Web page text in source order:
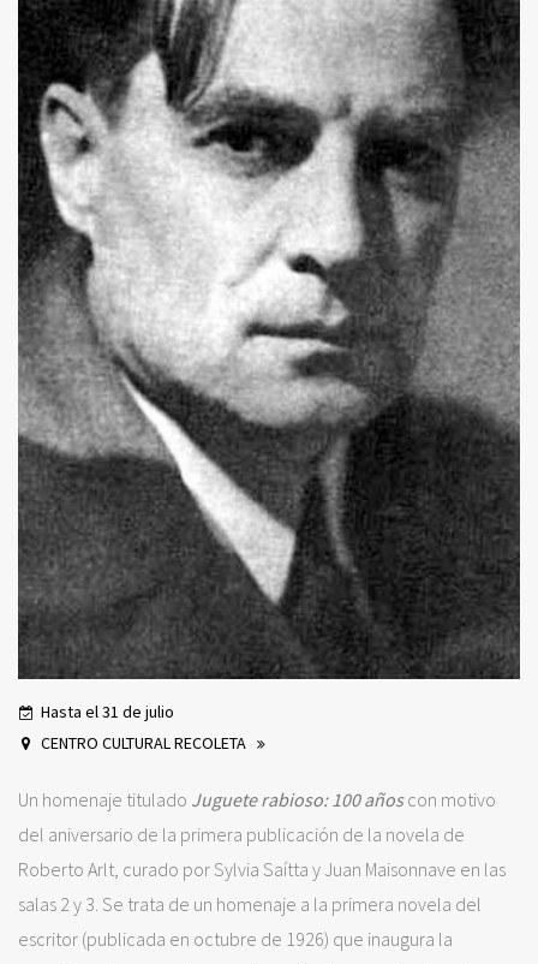
Hasta el 31 de julio
CENTRO CULTURAL RECOLETA
Un homenaje titulado Juguete rabioso: 100 añoscon motivo
del aniversario de la primera publicación de la novela de
Roberto Arlt, curado por Sylvia Saítta y Juan Maisonnave en las
salas 2 y 3. Se trata de un homenaje a la primera novela del
escritor (publicada en octubre de 1926) que inaugura la